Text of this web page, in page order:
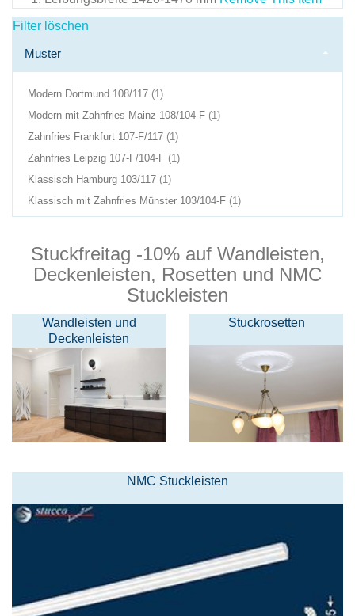
Filter löschen
Muster
Modern Dortmund 108/117 1Produkt(e)
Warenkorb
Modern mit Zahnfries Mainz 108/104-F 1Produkt(e)
Zahnfries Frankfurt 107-F/117 1Produkt(e)
Warenkorb
Zahnfries Leipzig 107-F/104-F 1Produkt(e)
Klassisch Hamburg 103/117 1Produkt(e)
Warenkorb
Klassisch mit Zahnfries Münster 103/104-F 1Produkt(e)
im
Stuckfreitag -10% auf Wandleisten,
Deckenleisten, Rosetten und NMC
Stuckleisten
Wandleisten und
Deckenleisten
Stuckrosetten
NMC Stuckleisten